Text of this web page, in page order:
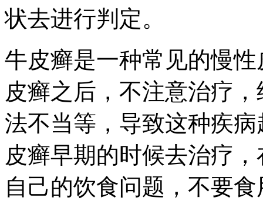
状去进行判定。
牛皮癣是一种常见的慢
皮癣之后，不注意治疗
法不当等，导致这种疾
皮癣早期的时候去治疗
自己的饮食问题，不要